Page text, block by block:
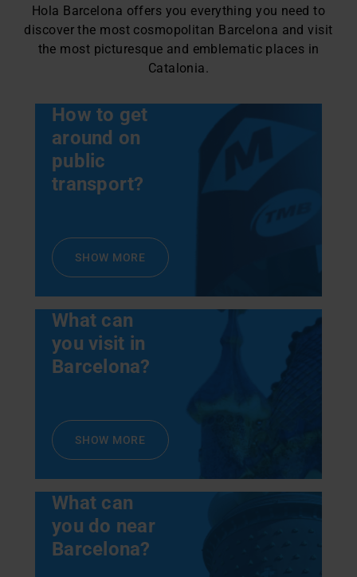
Hola Barcelona offers you everything you need to
discover the most cosmopolitan Barcelona and visit
the most picturesque and emblematic places in
Catalonia.
How to get
around on
public
transport?
SHOW MORE
What can
you visit in
Barcelona?
SHOW MORE
What can
you do near
Barcelona?